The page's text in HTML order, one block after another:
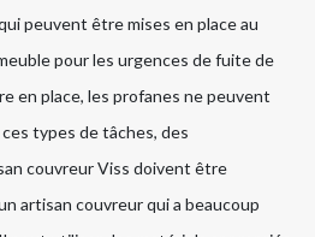
peuvent être mises en place au
pour les urgences de fuite de
en place, les profanes ne peuvent
types de tâches, des
couvreur Viss doivent être
artisan couvreur qui a beaucoup